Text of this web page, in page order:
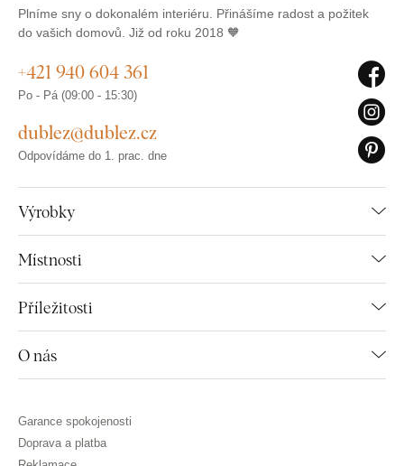
Plníme sny o dokonalém interiéru. Přinášíme radost a požitek
do vašich domovů. Již od roku 2018 🧡
Výrobky
Místnosti
Příležitosti
O nás
+421 940 604 361
Po - Pá (09:00 - 15:30)
dublez@dublez.cz
Odpovídáme do 1. prac. dne
Garance spokojenosti
Doprava a platba